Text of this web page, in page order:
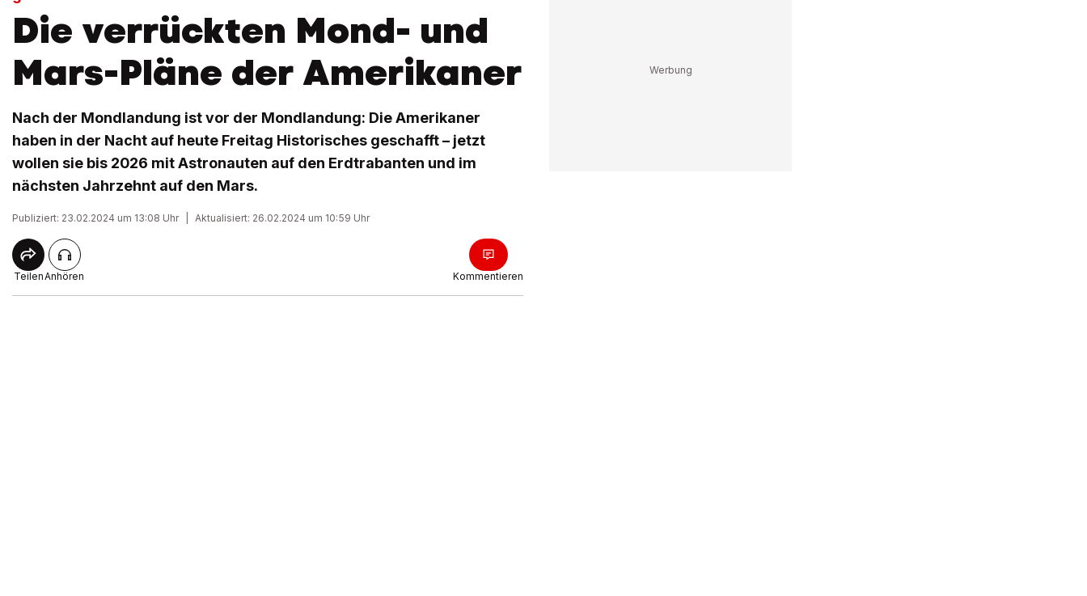
Die verrückten Mond- und
Mars-Pläne der Amerikaner
Nach der Mondlandung ist vor der Mondlandung: Die Amerikaner
haben in der Nacht auf heute Freitag Historisches geschafft – jetzt
wollen sie bis 2026 mit Astronauten auf den Erdtrabanten und im
nächsten Jahrzehnt auf den Mars.
Publiziert: 23.02.2024 um 13:08 Uhr Aktualisiert: 26.02.2024 um 10:59 Uhr
TeilenAnhören Kommentieren